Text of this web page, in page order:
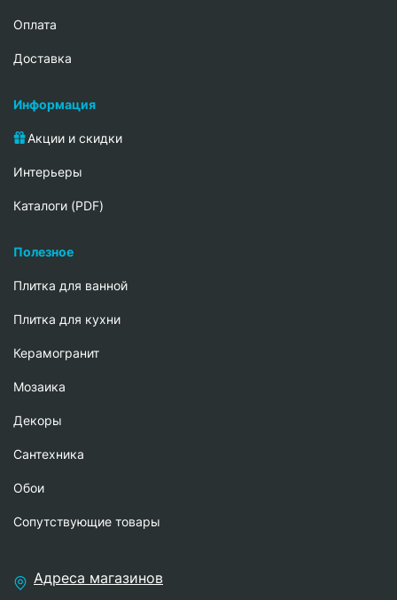
Oплата
Доставка
Информация
Акции и скидки
Интерьеры
Каталоги (PDF)
Полезное
Плитка для ванной
Плитка для кухни
Керамогранит
Мозаика
Декоры
Сантехника
Обои
Сопутствующие товары
Адреса магазинов